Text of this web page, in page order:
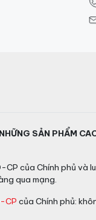
SẢN PHẨM
của Chính phủ và
qua mạng.
CP của Chính phủ: